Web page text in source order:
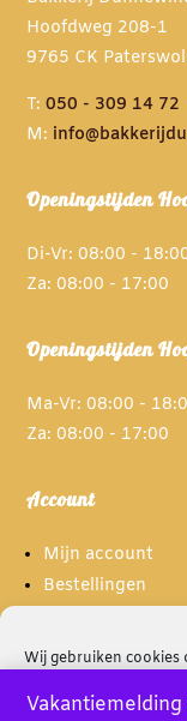
Wij gebruiken cookies
Vakantiemelding
Hoofdweg 208-1
9765 CK
T:050 - 309 14 72
M:
Openingstijden
Di-Vr: 08:00 -
Za: 08:00 - 17:00
Openingstijden
Ma-Vr: 08:00 -
Za: 08:00 - 17:00
Account
Mijn account
Bestellingen
Informatie